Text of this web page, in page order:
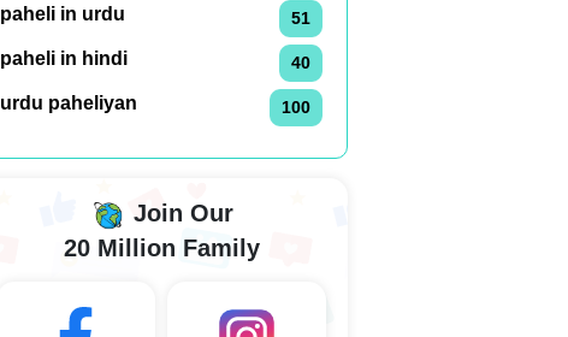
paheli in urdu 51
paheli in hindi 40
urdu paheliyan 100
Join Our
20 Million Family